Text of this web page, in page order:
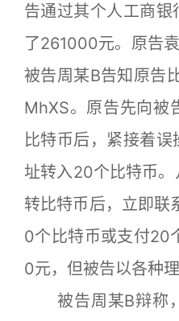
告通过其个人工商
了261000元。原告
被告周某B告知原告
MhXS。原告先向被
比特币后，紧接着
址转入20个比特币
转比特币后，立即联
0个比特币或支付20
0元，但被告以各种理
被告周某B辩称，